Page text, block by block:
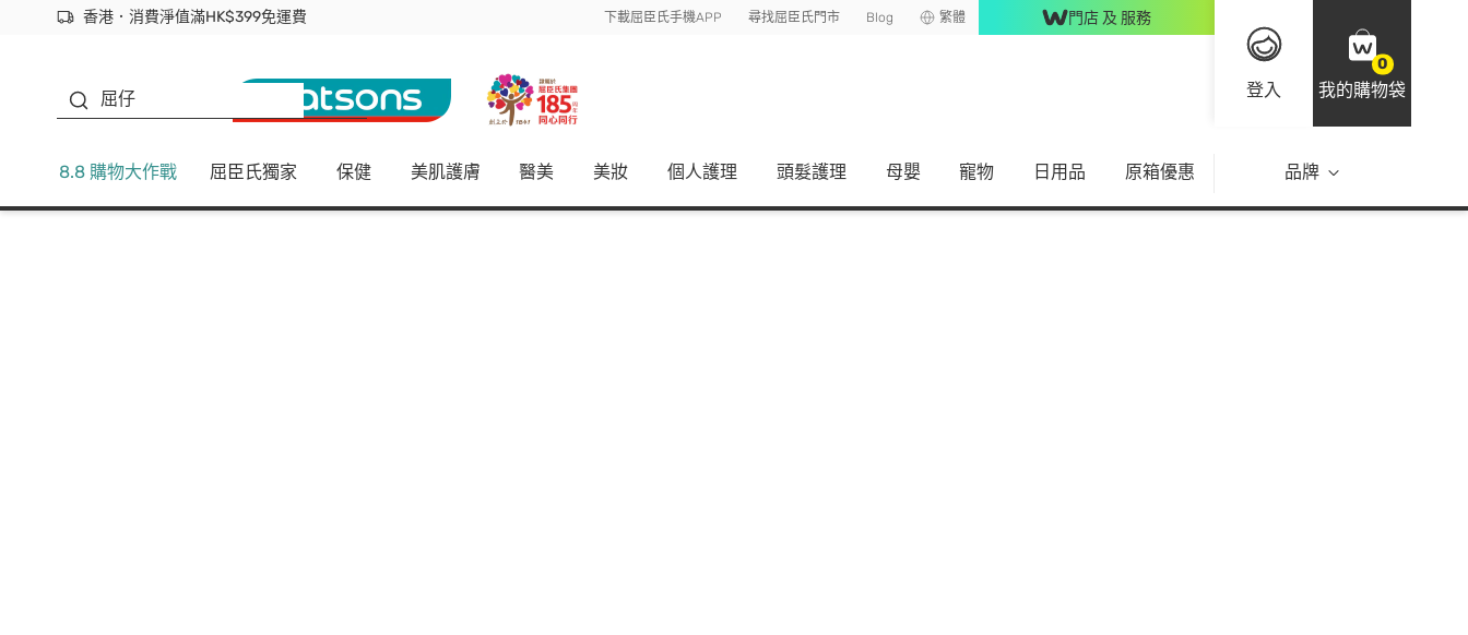
香港．消費淨值滿HK$399免運費
立即成為易賞錢會員盡享獨家優惠
首次APP下單買滿$450 輸入 NEWAPP 即減$50 下載屈臣氏手機APP 尋找屈臣氏門市 Blog 繁體 門店 及 服務
登入
0
我的購物袋
屈仔
8.8 購物大作戰 屈臣氏獨家 保健 美肌護膚 醫美 美妝 個人護理 頭髮護理 母嬰 寵物 日用品 原箱優惠 品牌